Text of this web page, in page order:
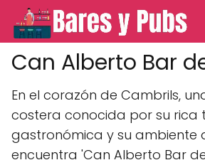
Can Alberto Bar
En el corazón de Cambrils,
costera conocida por su rica
gastronómica y su ambiente
encuentra 'Can Alberto Bar